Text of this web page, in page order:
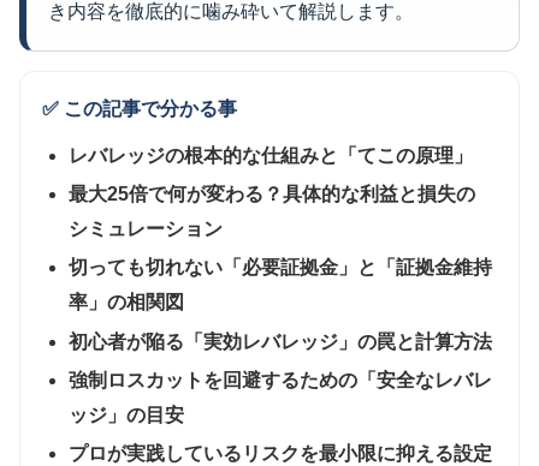
き内容を徹底的に噛み砕いて解説します。
✅ この記事で分かる事
レバレッジの根本的な仕組みと「てこの原理」
最大25倍で何が変わる？具体的な利益と損失の
シミュレーション
切っても切れない「必要証拠金」と「証拠金維持
率」の相関図
初心者が陥る「実効レバレッジ」の罠と計算方法
強制ロスカットを回避するための「安全なレバレ
ッジ」の目安
プロが実践しているリスクを最小限に抑える設定